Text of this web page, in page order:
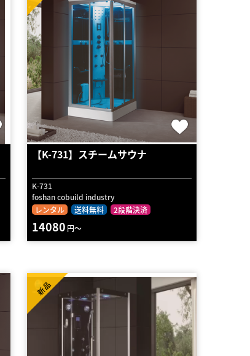
【K-731】スチームサウナ
K-731
foshan cobuild industry
レンタル
送料無料 2段階決済
14080 円～
新品